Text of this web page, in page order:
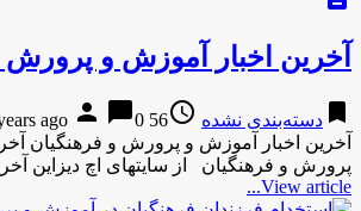
آخرین اخبار آموزش و پرورش
bookmark دسته‌بندی نشده access_time
56 years ago
person chat_bubble0
آخرین اخبار آموزش و پرورش و فرهنگیان
پرورش و فرهنگیان از سایتهای اچ دیزاین
View article...